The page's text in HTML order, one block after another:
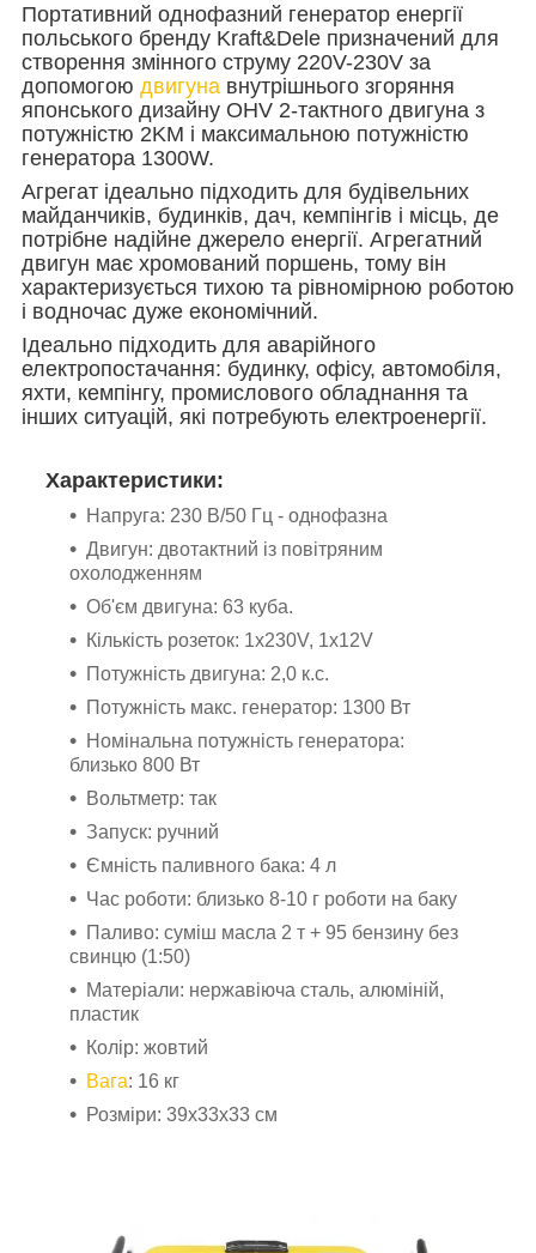
Портативний однофазний генератор енергії
польського бренду Kraft&Dele призначений для
створення змінного струму 220V-230V за
допомогою двигуна внутрішнього згоряння
японського дизайну OHV 2-тактного двигуна з
потужністю 2KM і максимальною потужністю
генератора 1300W.
Агрегат ідеально підходить для будівельних
майданчиків, будинків, дач, кемпінгів і місць, де
потрібне надійне джерело енергії. Агрегатний
двигун має хромований поршень, тому він
характеризується тихою та рівномірною роботою
і водночас дуже економічний.
Ідеально підходить для аварійного
електропостачання: будинку, офісу, автомобіля,
яхти, кемпінгу, промислового обладнання та
інших ситуацій, які потребують електроенергії.
Характеристики:
Напруга: 230 В/50 Гц - однофазна
Двигун: двотактний із повітряним
охолодженням
Об'єм двигуна: 63 куба.
Кількість розеток: 1x230V, 1x12V
Потужність двигуна: 2,0 к.с.
Потужність макс. генератор: 1300 Вт
Номінальна потужність генератора:
близько 800 Вт
Вольтметр: так
Запуск: ручний
Ємність паливного бака: 4 л
Час роботи: близько 8-10 г роботи на баку
Паливо: суміш масла 2 т + 95 бензину без
свинцю (1:50)
Матеріали: нержавіюча сталь, алюміній,
пластик
Колір: жовтий
Вага: 16 кг
Розміри: 39x33x33 см